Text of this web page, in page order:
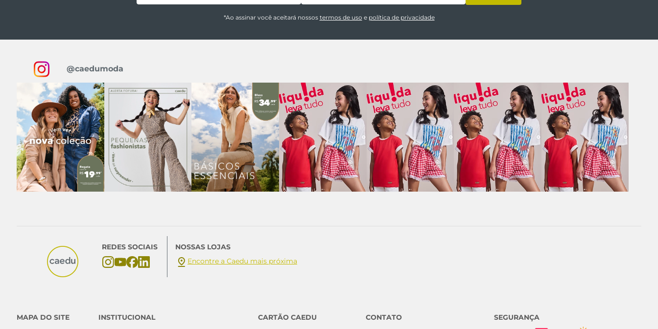
*Ao assinar você aceitará nossos termos de uso e política de privacidade
@caedumoda
REDES SOCIAIS
NOSSAS LOJAS
Encontre a Caedu mais próxima
MAPA DO SITE INSTITUCIONAL CARTÃO CAEDU CONTATO SEGURANÇA